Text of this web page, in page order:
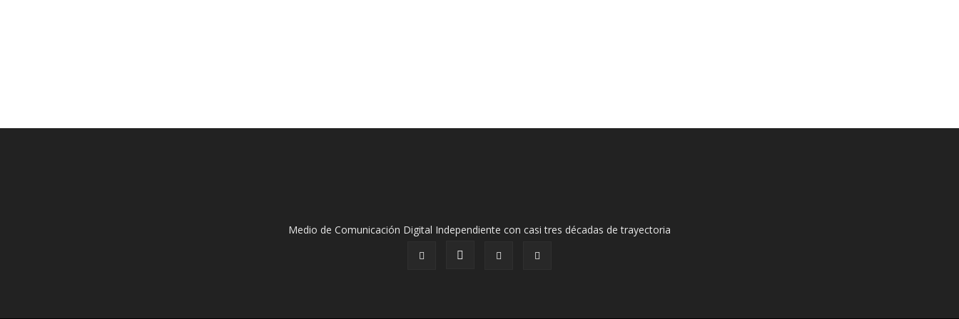
Medio de Comunicación Digital Independiente con casi tres décadas de trayectoria